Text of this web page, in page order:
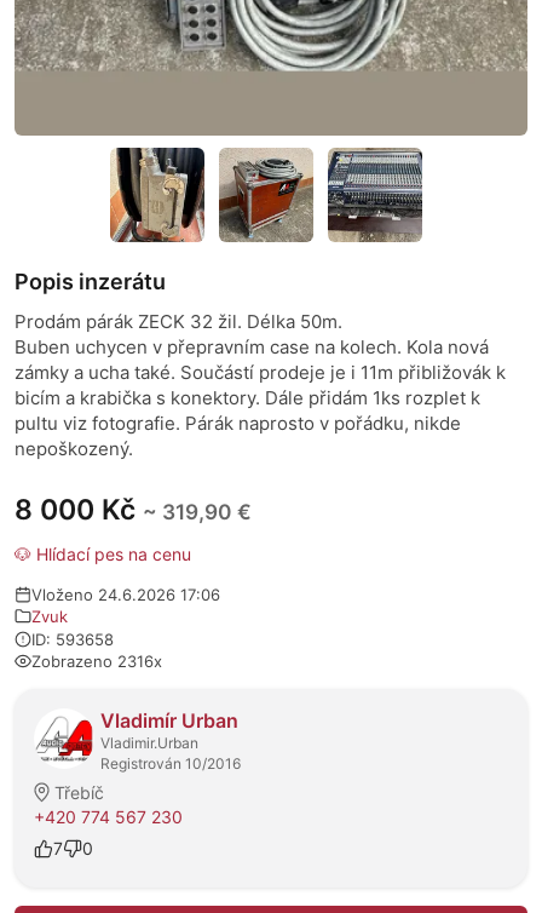
8 000 Kč ~ 319,90 €
🐶 Hlídací pes na cenu
Vloženo 24.6.2026 17:06
Zvuk
ID: 593658
Zobrazeno 2316x
Vladimír Urban
Vladimir.Urban
Registrován 10/2016
Třebíč
+420 774 567 230
7
0
Popis inzerátu
Prodám párák ZECK 32 žil. Délka 50m.
Buben uchycen v přepravním case na kolech. Kola nová
zámky a ucha také. Součástí prodeje je i 11m přibližovák k
bicím a krabička s konektory. Dále přidám 1ks rozplet k
pultu viz fotografie. Párák naprosto v pořádku, nikde
nepoškozený.